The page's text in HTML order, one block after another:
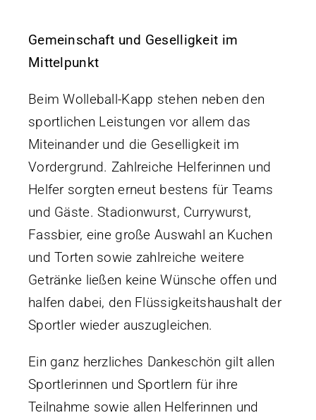
Gemeinschaft und Geselligkeit im
Mittelpunkt
Beim Wolleball-Kapp stehen neben den
sportlichen Leistungen vor allem das
Miteinander und die Geselligkeit im
Vordergrund. Zahlreiche Helferinnen und
Helfer sorgten erneut bestens für Teams
und Gäste. Stadionwurst, Currywurst,
Fassbier, eine große Auswahl an Kuchen
und Torten sowie zahlreiche weitere
Getränke ließen keine Wünsche offen und
halfen dabei, den Flüssigkeitshaushalt der
Sportler wieder auszugleichen.
Ein ganz herzliches Dankeschön gilt allen
Sportlerinnen und Sportlern für ihre
Teilnahme sowie allen Helferinnen und